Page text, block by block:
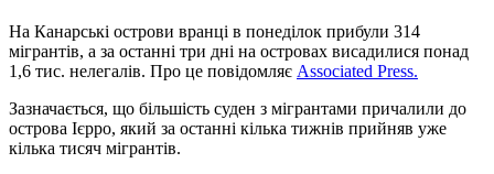
На Канарські острови вранці в понеділок прибули 314
мігрантів, а за останні три дні на островах висадилися понад
1,6 тис. нелегалів. Про це повідомляє Associated Press.
Зазначається, що більшість суден з мігрантами причалили до
острова Ієрро, який за останні кілька тижнів прийняв уже
кілька тисяч мігрантів.